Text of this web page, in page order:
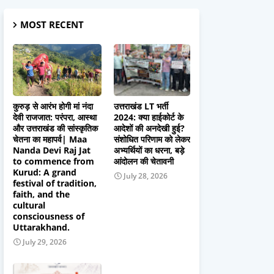
MOST RECENT
कुरुड़ से आरंभ होगी मां नंदा
देवी राजजात: परंपरा, आस्था
और उत्तराखंड की सांस्कृतिक
चेतना का महापर्व| Maa
Nanda Devi Raj Jat
to commence from
Kurud: A grand
festival of tradition,
faith, and the
cultural
consciousness of
Uttarakhand.
July 29, 2026
उत्तराखंड LT भर्ती
2024: क्या हाईकोर्ट के
आदेशों की अनदेखी हुई?
संशोधित परिणाम को लेकर
अभ्यर्थियों का धरना, बड़े
आंदोलन की चेतावनी
July 28, 2026